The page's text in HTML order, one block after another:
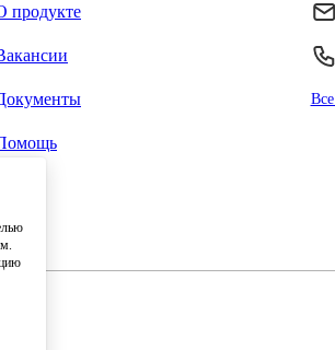
продукте